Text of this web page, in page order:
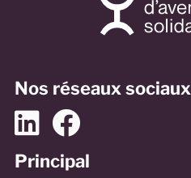
Nos réseaux sociaux
Principal